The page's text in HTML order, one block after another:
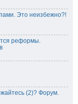
Это неизбежно?!
реформы.
(2)? Форум.